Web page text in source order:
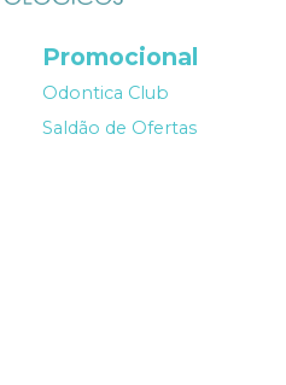
Promocional
Odontica Club
Saldão de Ofertas